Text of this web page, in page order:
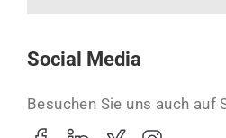
Social Media
Besuchen Sie uns auch auf